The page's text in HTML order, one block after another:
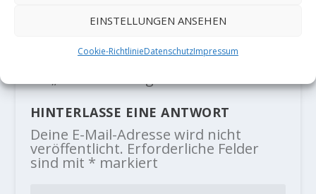
EINSTELLUNGEN ANSEHEN
Cookie-RichtlinieDatenschutzImpressum
Boulder ziehen. Die nur 1, 52 m
große Michaela konnte 2017 mit
HINTERLASSE EINE ANTWORT
Deine E-Mail-Adresse wird nicht
veröffentlicht. Erforderliche Felder
sind mit * markiert